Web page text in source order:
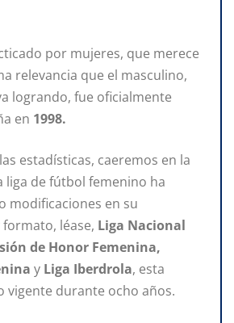
por mujeres, que merece
relevancia que el masculino,
logrando, fue oficialmente
en 1998.
estadísticas, caeremos en la
liga de fútbol femenino ha
modificaciones en su
léase, Liga Nacional
de Honor Femenina,
y Liga Iberdrola, esta
vigente durante ocho años.